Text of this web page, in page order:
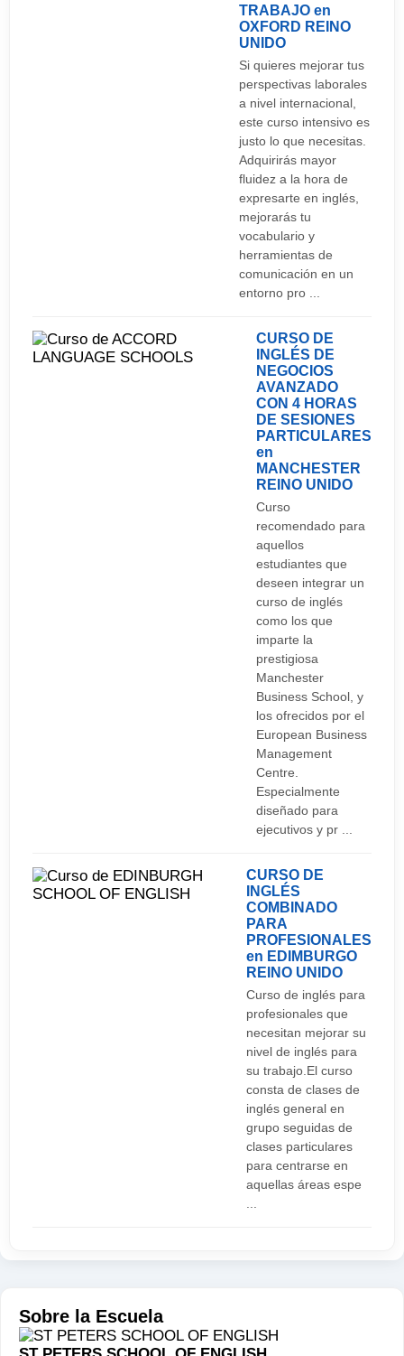
TRABAJO en
OXFORD REINO
UNIDO
Si quieres mejorar tus
perspectivas laborales
a nivel internacional,
este curso intensivo es
justo lo que necesitas.
Adquirirás mayor
fluidez a la hora de
expresarte en inglés,
mejorarás tu
vocabulario y
herramientas de
comunicación en un
entorno pro ...
CURSO DE
INGLÉS DE
NEGOCIOS
AVANZADO
CON 4 HORAS
DE SESIONES
PARTICULARES
en
MANCHESTER
REINO UNIDO
Curso
recomendado para
aquellos
estudiantes que
deseen integrar un
curso de inglés
como los que
imparte la
prestigiosa
Manchester
Business School, y
los ofrecidos por el
European Business
Management
Centre.
Especialmente
diseñado para
ejecutivos y pr ...
CURSO DE
INGLÉS
COMBINADO
PARA
PROFESIONALES
en EDIMBURGO
REINO UNIDO
Curso de inglés para
profesionales que
necesitan mejorar su
nivel de inglés para
su trabajo.El curso
consta de clases de
inglés general en
grupo seguidas de
clases particulares
para centrarse en
aquellas áreas espe
Sobre la Escuela